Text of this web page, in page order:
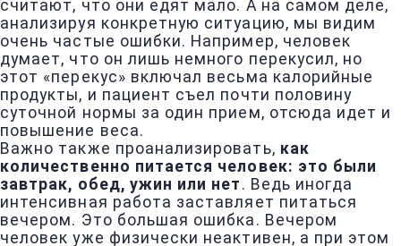
считают, что они едят мало. А на самом деле,
анализируя конкретную ситуацию, мы видим
очень частые ошибки. Например, человек
думает, что он лишь немного перекусил, но
этот «перекус» включал весьма калорийные
продукты, и пациент съел почти половину
суточной нормы за один прием, отсюда идет и
повышение веса.
Важно также проанализировать, как
количественно питается человек: это были
завтрак, обед, ужин или нет . Ведь иногда
интенсивная работа заставляет питаться
вечером. Это большая ошибка. Вечером
человек уже физически неактивен, а при этом